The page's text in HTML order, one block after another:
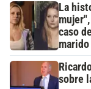
La
caso
marido
sobre